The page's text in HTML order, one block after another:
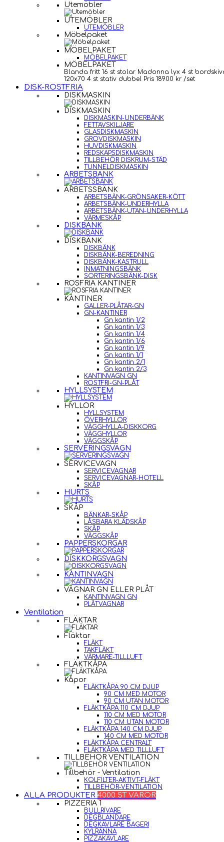
Utemöbler
UTEMÖBLER
UTEMÖBLER
Möbelpaket
MÖBELPAKET
MÖBELPAKET
MÖBELPAKET
Blanda fritt 16 st stolar Madonna lyx 4 st
120x70 4 st stativ dubbel Pris 18900 kr /set
DISK-ROSTFRIA
DISKMASKIN
DISKMASKIN
DISKMASKIN-UNDERBÄNK
FETTAVSKILJARE
GLASDISKMASKIN
GROVDISKMASKIN
HUVDISKMASKIN
REDSKAPSDISKMASKIN
TILLBEHÖR DISKRUM-STÄD
TUNNELDISKMASKIN
ARBETSBÄNK
ARBETSSBÄNK
ARBETSBÄNK-GRÖNSAKER-KÖTT
ARBETSBÄNK-UNDERHYLLA
ARBETSBÄNK-UTAN-UNDERHYLLA
VÄRMESKÅP
DISKBÄNK
DISKBÄNK
DISKBÄNK
DISKBÄNK-BEREDNING
DISKBÄNK-KASTRULL
INMATNINGSBÄNK
SORTERINGSBÄNK-DISK
ROSFRIA KANTINER
KANTINER
GALLER-PLÅTAR-GN
GN-KANTINER
Gn kantin 1/2
Gn kantin 1/3
Gn kantin 1/4
Gn kantin 1/6
Gn kantin 1/9
Gn kantin 1/1
Gn kantin 2/1
Gn kantin 2/3
KANTINVAGN GN
ROSTFRI-GN-PLÅT
HYLLSYSTEM
HYLLOR
HYLLSYSTEM
ÖVERHYLLOR
VÄGGHYLLA-DISKKORG
VÄGGHYLLOR
VÄGGSKÅP
SERVERINGSVAGN
SERVICEVAGN
SERVICEVAGNAR
SERVICEVAGNAR-HOTELL
SKÅP
HURTS
SKÅP
BÄNKAR-SKÅP
LÅSBARA KLÄDSKÅP
SKÅP
VÄGGSKÅP
PAPPERSKORGAR
DISKKORGSVAGN
KANTINVAGN
VAGNAR GN ELLER PLÅT
KANTINVAGN GN
PLÅTVAGNAR
Ventilation
FLÄKTAR
Fläktar
FLÄKT
TAKFLÄKT
VÄRMARE-TILLLUFT
FLÄKTKÅPA
Kåpor
FLÄKTKÅPA 90 CM DJUP
90 CM MED MOTOR
90 CM UTAN MOTOR
FLÄKTKÅPA 110 CM DJUP
110 CM MED MOTOR
110 CM UTAN MOTOR
FLÄKTKÅPA 140 CM DJUP
140 CM MED MOTOR
FLÄKTKÅPA CENTRALT
FLÄKTKÅPA MED TILLLUFT
TILLBEHÖR VENTILATION
Tillbehör - Ventilation
KOLFILTER-AKTIVT-FLÄKT
TILLBEHÖR-VENTILATION
ALLA PRODUKTER 4000 ST VAROR
PIZZERIA 1
BULLRIVARE
DEGBLANDARE
DEGKAVLARE BAGERI
KYLRÄNNA
PIZZAKAVLARE